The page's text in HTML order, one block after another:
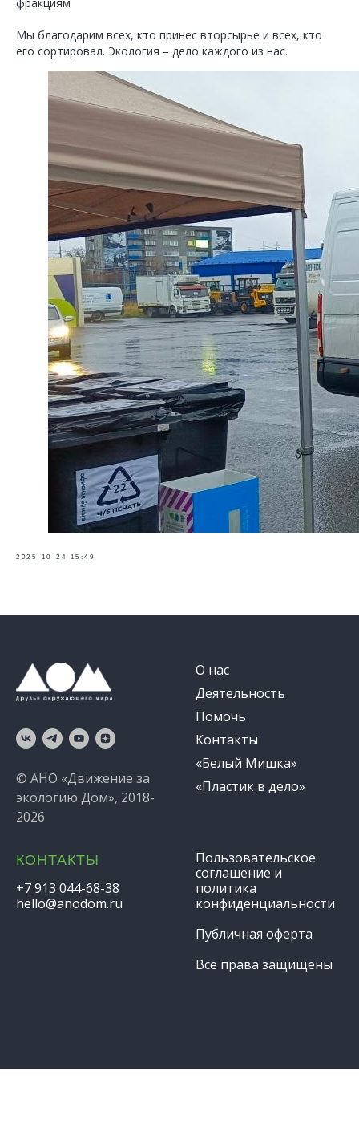
Мы благодарим всех, кто принес вторсырье и всех, кто
его сортировал. Экология – дело каждого из нас.
2025-10-24 15:49
© АНО «Движение за
экологию Дом», 2018-
2026
О нас
Деятельность
Помочь
Контакты
«Белый Мишка»
«Пластик в дело»
КОНТАКТЫ
+7 913 044-68-38
hello@anodom.ru
Пользовательское
соглашение и
политика
конфиденциальности
Публичная оферта
Все права защищены